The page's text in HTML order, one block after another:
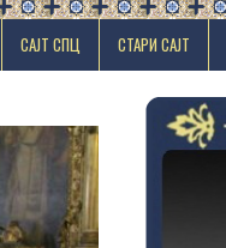
САЈТ СПЦ СТАРИ САЈТ